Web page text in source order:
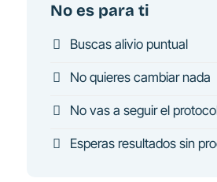
No es para ti
Buscas alivio puntual
No quieres cambiar nada
No vas a seguir el
Esperas resultados sin